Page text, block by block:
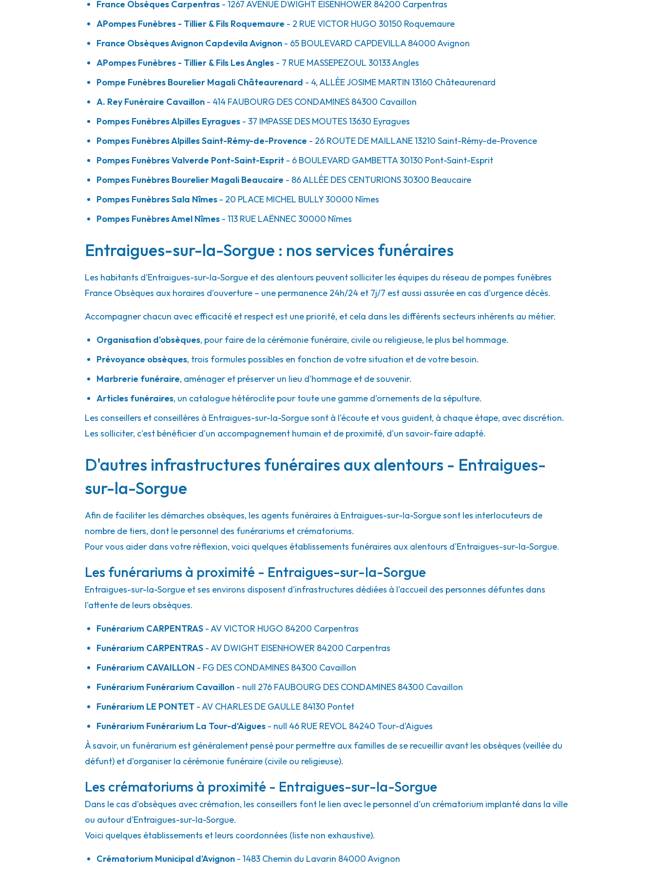
Pompes Funèbres Alpilles - Saint-Rémy-de-Provence
29.3km
26 Route De Maillane-13210 Saint-Rémy-de-Provence
Consulter l'agence 04 90 94 38 15
A votre écoute 24h/24 7j/7
Pompes Funèbres Valverde - Pont-Saint-Esprit
33.3km
14h-18h
6 Boulevard Gambetta-30130 Pont-Saint-Esprit
Consulter l'agence 04 66 33 11 11
A votre écoute 24h/24 7j/7
Pompes Funèbres Magali - Beaucaire
37.6km
86 Allée Des Centurions -ZAC DES MILLIAIRES 30300 Beaucaire
A votre écoute 24h/24 7j/7
Pompes Funèbres Sala - Nîmes
Pompes Funèbres Amel - Nîmes - Laënnec
113 Rue Laënnec-30000 Nîmes
Consulter l'agence 04 66 40 30 30
A votre écoute 24h/24 7j/7
France Obsèques Carpentras - 1267 AVENUE DWIGHT EISENHOWER 84200 Carpentras
APompes Funèbres - Tillier & Fils Roquemaure - 2 RUE VICTOR HUGO 30150 Roquemaure
France Obsèques Avignon Capdevila Avignon - 65 BOULEVARD CAPDEVILLA84000Avignon
APompes Funèbres - Tillier & Fils Les Angles - 7 RUE MASSEPEZOUL 30133Angles
Pompe Funèbres Bourelier Magali Châteaurenard - 4, ALLÉE JOSIME MARTIN 13160 Châteaurenard
A. Rey Funéraire Cavaillon - 414 FAUBOURG DES CONDAMINES 84300 Cavaillon
Pompes Funèbres Alpilles Eyragues - 37 IMPASSE DES MOUTES13630 Eyragues
Pompes Funèbres Alpilles Saint-Rémy-de-Provence - 26 ROUTE DE MAILLANE13210 Saint-Rémy-de-Provence
Pompes Funèbres Valverde Pont-Saint-Esprit - 6 BOULEVARD GAMBETTA30130 Pont-Saint-Esprit
Pompes Funèbres Bourelier Magali Beaucaire - 86 ALLÉE DES CENTURIONS30300 Beaucaire
Pompes Funèbres Sala Nîmes - 20 PLACE MICHEL BULLY30000 Nîmes
Pompes Funèbres Amel Nîmes - 113 RUE LAËNNEC30000 Nîmes
Entraigues-sur-la-Sorgue : nos services funéraires
Les habitants d'Entraigues-sur-la-Sorgue et des alentours peuvent solliciter les équipes du réseau de pompes funèbres
France Obsèques aux horaires d'ouverture – une permanence 24h/24 et 7j/7 est aussi assurée en cas d'urgence décès.
Accompagner chacun avec efficacité et respect est une priorité, et cela dans les différents secteurs inhérents au métier.
Organisation d'obsèques, pour faire de la cérémonie funéraire, civile ou religieuse, le plus bel hommage.
Prévoyance obsèques, trois formules possibles en fonction de votre situation et de votre besoin.
Marbrerie funéraire, aménager et préserver un lieu d'hommage et de souvenir.
Articles funéraires, un catalogue hétéroclite pour toute une gamme d'ornements de la sépulture.
Les conseillers et conseillères à Entraigues-sur-la-Sorgue sont à l'écoute et vous guident, à chaque étape, avec discrétion.
Les solliciter, c'est bénéficier d'un accompagnement humain et de proximité, d'un savoir-faire adapté.
D'autres infrastructures funéraires aux alentours - Entraigues-
sur-la-Sorgue
Afin de faciliter les démarches obsèques, les agents funéraires à Entraigues-sur-la-Sorgue sont les interlocuteurs de
nombre de tiers, dont le personnel des funérariums et crématoriums.
Pour vous aider dans votre réflexion, voici quelques établissements funéraires aux alentours d'Entraigues-sur-la-Sorgue.
Les funérariums à proximité - Entraigues-sur-la-Sorgue
Entraigues-sur-la-Sorgue et ses environs disposent d'infrastructures dédiées à l'accueil des personnes défuntes dans
l'attente de leurs obsèques.
Funérarium CARPENTRAS - AVVICTOR HUGO 84200 Carpentras
Funérarium CARPENTRAS - AV DWIGHT EISENHOWER 84200 Carpentras
Funérarium CAVAILLON - FG DES CONDAMINES 84300 Cavaillon
Funérarium Funérarium Cavaillon - null 276 FAUBOURG DES CONDAMINES 84300 Cavaillon
Funérarium LE PONTET - AV CHARLES DE GAULLE 84130 Pontet
Funérarium Funérarium La Tour-d'Aigues - null 46 RUE REVOL 84240 Tour-d'Aigues
À savoir, un funérarium est généralement pensé pour permettre aux familles de se recueillir avant les obsèques (veillée du
défunt) et d'organiser la cérémonie funéraire (civile ou religieuse).
Les crématoriums à proximité - Entraigues-sur-la-Sorgue
Dans le cas d'obsèques avec crémation, les conseillers font le lien avec le personnel d'un crématorium implanté dans la ville
ou autour d'Entraigues-sur-la-Sorgue.
Voici quelques établissements et leurs coordonnées (liste non exhaustive).
Crématorium Municipal d’Avignon - 1483 Chemin du Lavarin 84000 Avignon